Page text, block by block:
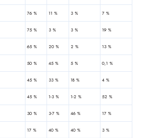
76 % 11 % 3 % 7 %
75 % 3 % 3 % 19 %
65 % 20 % 2 % 13 %
50 % 45 % 5 % 0,1 %
45 % 33 % 18 % 4 %
45 % 1-3 % 1-2 % 52 %
30 % 3-7 % 46 % 17 %
17 % 40 % 40 % 3 %